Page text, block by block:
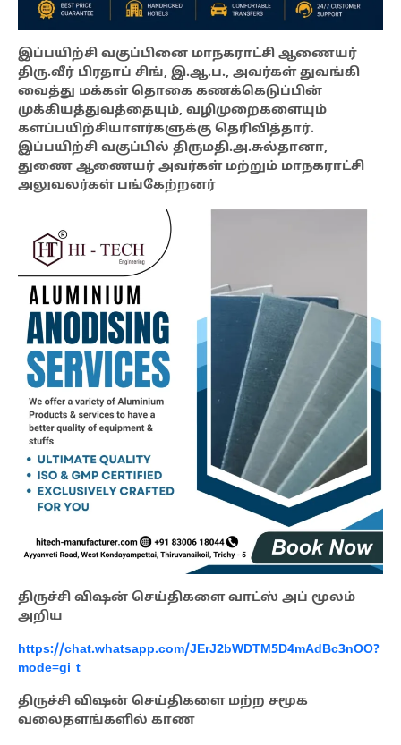
இப்பயிற்சி வகுப்பினை மாநகராட்சி ஆணையர்
திரு.வீர் பிரதாப் சிங், இ.ஆ.ப., அவர்கள் துவங்கி
வைத்து மக்கள் தொகை கணக்கெடுப்பின்
முக்கியத்துவத்தையும், வழிமுறைகளையும்
களப்பயிற்சியாளர்களுக்கு தெரிவித்தார்.
இப்பயிற்சி வகுப்பில் திருமதி.அ.சுல்தானா,
துணை ஆணையர் அவர்கள் மற்றும் மாநகராட்சி
அலுவலர்கள் பங்கேற்றனர்
திருச்சி விஷன் செய்திகளை வாட்ஸ் அப் மூலம்
அறிய
https://chat.whatsapp.com/JErJ2bWDTM5D4mAdBc3nOO?
mode=gi_t
திருச்சி விஷன் செய்திகளை மற்ற சமூக
வலைதளங்களில் காண